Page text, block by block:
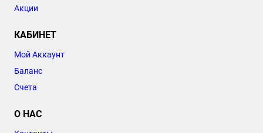
Акции
КАБИНЕТ
Мой Аккаунт
Баланс
Счета
О НАС